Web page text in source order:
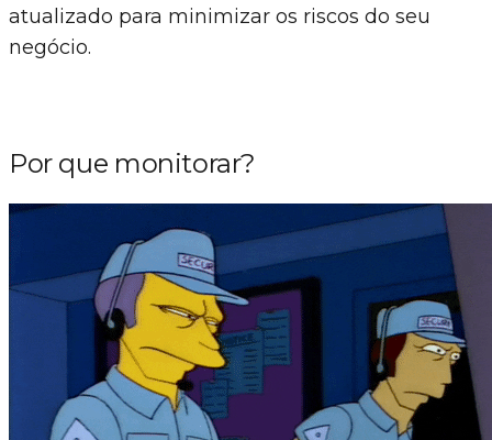
atualizado para minimizar os riscos do seu
negócio.
Por que monitorar?